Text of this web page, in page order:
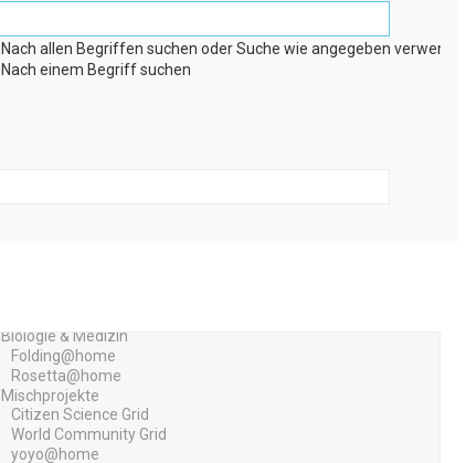
Nach allen Begriffen suchen oder Suche wie angegeben verwenden
Nach einem Begriff suchen